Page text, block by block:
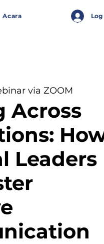
Acara Log
via ZOOM
Across
Leaders